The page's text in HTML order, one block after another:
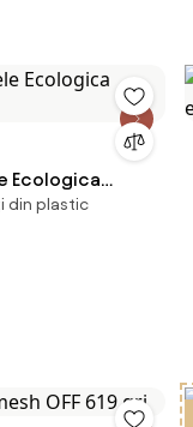
Ecologica
din plastic